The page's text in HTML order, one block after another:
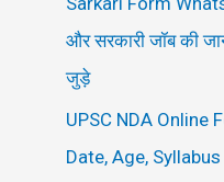
और सरकारी जॉब की
जुड़े
UPSC NDA Online
Date, Age, Syllabus